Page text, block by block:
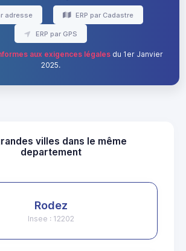
adresse ERP par Cadastre
ERP par GPS
aux exigences légalesdu 1er Janvier
2025.
villes dans le même
departement
Rodez
Insee : 12202